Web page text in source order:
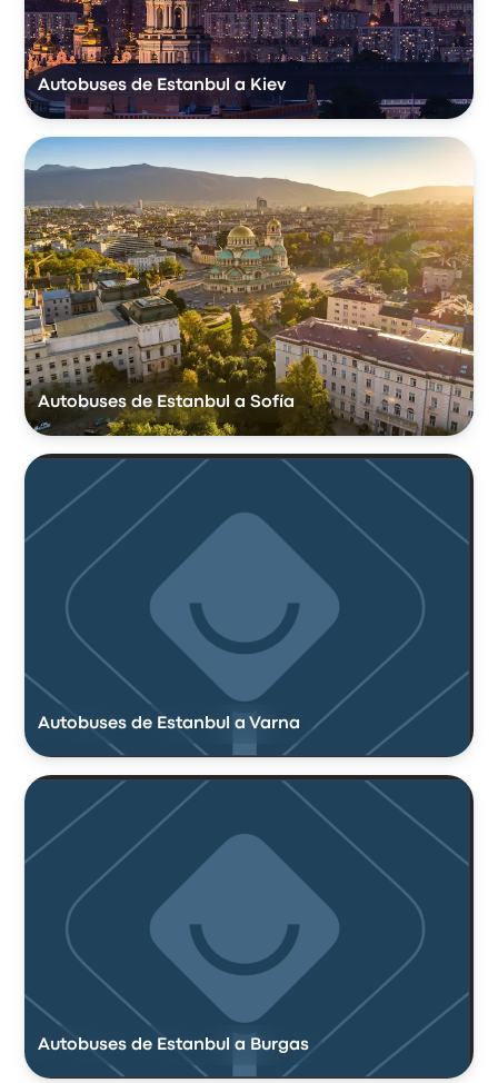
Autobuses de Estanbul a Kiev
Autobuses de Estanbul a Sofía
Autobuses de Estanbul a Varna
Autobuses de Estanbul a Burgas